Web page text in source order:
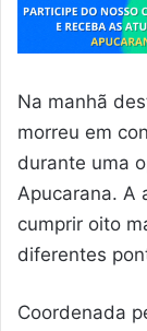
Na manhã
morreu em
durante uma
Apucarana. A
cumprir oito
diferentes
Coordenada